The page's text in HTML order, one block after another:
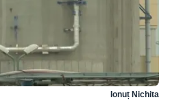
Ionuț Nichita